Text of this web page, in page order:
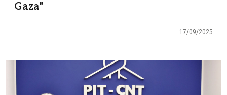
Gaza"
17/09/2025
Imagen